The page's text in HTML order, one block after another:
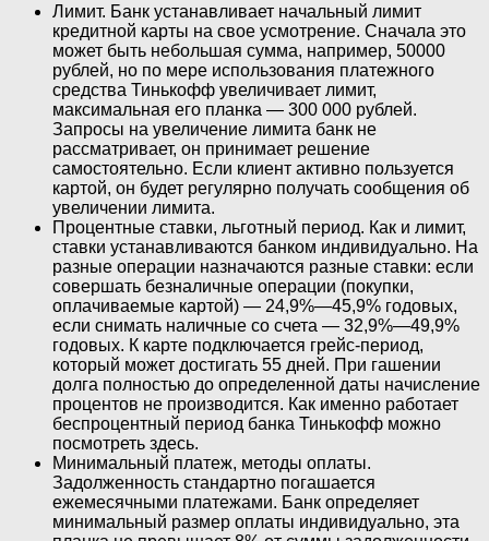
Лимит. Банк устанавливает начальный лимит
кредитной карты на свое усмотрение. Сначала это
может быть небольшая сумма, например, 50000
рублей, но по мере использования платежного
средства Тинькофф увеличивает лимит,
максимальная его планка — 300 000 рублей.
Запросы на увеличение лимита банк не
рассматривает, он принимает решение
самостоятельно. Если клиент активно пользуется
картой, он будет регулярно получать сообщения об
увеличении лимита.
Процентные ставки, льготный период. Как и лимит,
ставки устанавливаются банком индивидуально. На
разные операции назначаются разные ставки: если
совершать безналичные операции (покупки,
оплачиваемые картой) — 24,9%—45,9% годовых,
если снимать наличные со счета — 32,9%—49,9%
годовых. К карте подключается грейс-период,
который может достигать 55 дней. При гашении
долга полностью до определенной даты начисление
процентов не производится. Как именно работает
беспроцентный период банка Тинькофф можно
посмотреть здесь.
Минимальный платеж, методы оплаты.
Задолженность стандартно погашается
ежемесячными платежами. Банк определяет
минимальный размер оплаты индивидуально, эта